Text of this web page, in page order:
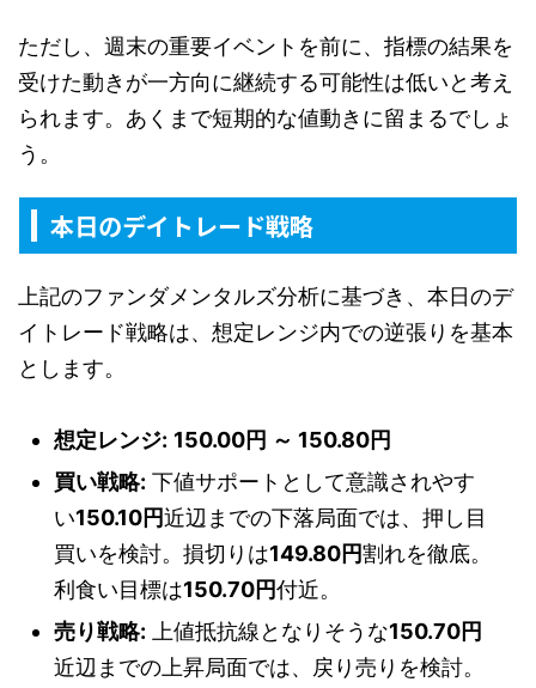
ただし、週末の重要イベントを前に、指標の結果を
受けた動きが一方向に継続する可能性は低いと考え
られます。あくまで短期的な値動きに留まるでしょ
う。
本日のデイトレード戦略
上記のファンダメンタルズ分析に基づき、本日のデ
イトレード戦略は、想定レンジ内での逆張りを基本
とします。
想定レンジ: 150.00円 ～ 150.80円
買い戦略: 下値サポートとして意識されやす
い150.10円近辺までの下落局面では、押し目
買いを検討。損切りは149.80円割れを徹底。
利食い目標は150.70円付近。
売り戦略: 上値抵抗線となりそうな150.70円
近辺までの上昇局面では、戻り売りを検討。